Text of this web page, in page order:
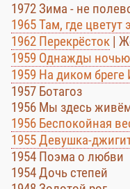
1972 Зима - не
1965 Там, где
1962 Перекрёсток |
1959 Однажды ночью
1959 На диком
1957 Ботагоз
1956 Мы здесь
1956 Беспокойная
1955 Девушка-
1954 Поэма о любви
1954 Дочь степей